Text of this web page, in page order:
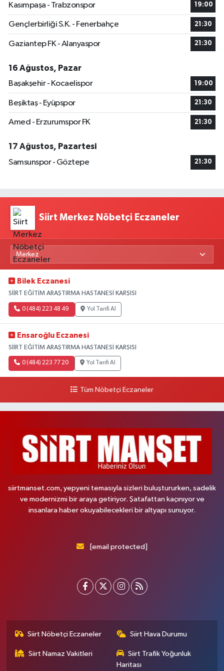
Kasımpaşa - Trabzonspor 19:00
Gençlerbirliği S.K. - Fenerbahçe 21:30
Gaziantep FK - Alanyaspor 21:30
16 Ağustos, Pazar
Başakşehir - Kocaelispor
19:00
Beşiktaş - Eyüpspor 21:30
Amed - Erzurumspor FK 21:30
17 Ağustos, Pazartesi
Samsunspor - Göztepe
21:30
Siirt Merkez Nöbetçi Eczaneler
Bilek Eczanesi
SİİRT EĞİTİM ARAŞTIRMA HASTANESİ KARŞISI
0 (484) 223 48 49 Yol Tarifi Al
Ensaroğlu Eczanesi
SİİRT EĞİTİM ARAŞTIRMA HASTANESİ KARŞISI
0 (484) 223 77 20 Yol Tarifi Al
Tüm Nöbetçi Eczaneler
siirtmanset.com, yepyeni temasıyla sizleri buluştururken, sadelik
ve modernizmi bir araya getiriyor. Şatafattan kaçınıyor ve
insanlara haber okuyabilecekleri bir altyapı sunuyor.
[email protected]
Siirt Nöbetçi Eczaneler Siirt Hava Durumu
Siirt Namaz Vakitleri
Siirt Trafik Yoğunluk
Haritası